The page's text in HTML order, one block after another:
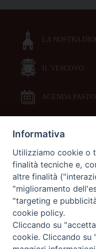
LA NOSTRA
IL VESCOVO
AGENDA
DOCUMENTI
ORARI MESSE
LITURGIA
GALLERIE
Informativa
Utilizziamo cookie o
finalità tecniche e,
altre finalità
"miglioramento
"targeting e
cookie policy.
Cliccando su
cookie. Cliccando su